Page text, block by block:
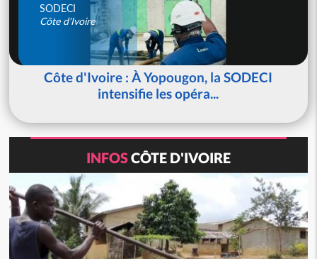
SODECI
Côte d'Ivoire
Côte d'Ivoire : À Yopougon, la SODECI
intensifie les opéra...
INFOSCÔTE D'IVOIRE